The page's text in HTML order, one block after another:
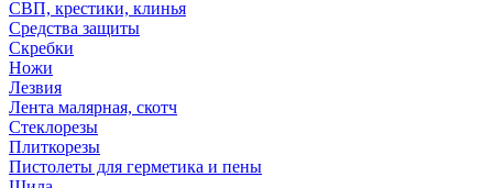
СВП, крестики, клинья
Средства защиты
Скребки
Ножи
Лезвия
Лента малярная, скотч
Стеклорезы
Плиткорезы
Пистолеты для герметика и пены